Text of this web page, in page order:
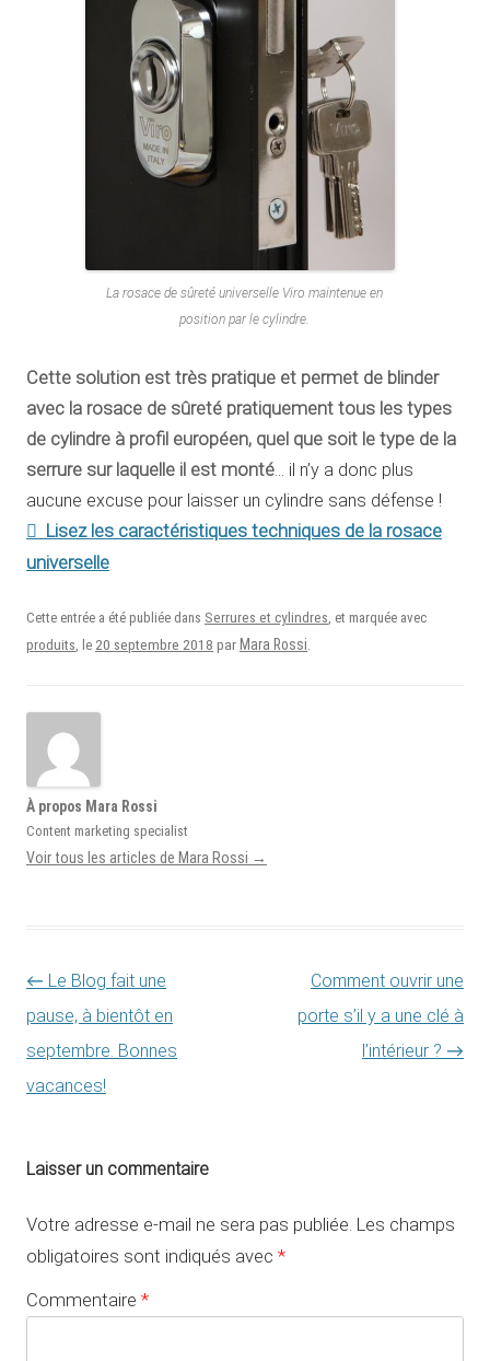
La rosace de sûreté universelle Viro maintenue en
position par le cylindre.
Cette solution est très pratique et permet de blinder
avec la rosace de sûreté pratiquement tous les types
de cylindre à profil européen, quel que soit le type de la
serrure sur laquelle il est monté… il n’y a donc plus
aucune excuse pour laisser un cylindre sans défense !
Lisez les caractéristiques techniques de la rosace
universelle
Cette entrée a été publiée dans Serrures et cylindres, et marquée avec
produits, le 20 septembre 2018 par Mara Rossi.
À propos Mara Rossi
Content marketing specialist
Voir tous les articles de Mara Rossi →
Navigation des articles
← Le Blog fait une
pause, à bientôt en
septembre. Bonnes
vacances!
Comment ouvrir une
porte s’il y a une clé à
l’intérieur ? →
Laisser un commentaire
Votre adresse e-mail ne sera pas publiée. Les champs
obligatoires sont indiqués avec *
Commentaire *